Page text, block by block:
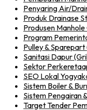
Penyaring Air/
Produk Drainase
Produsen
Program
Pulley &
Sanitasi Dapur
Sektor
SEO Lokal
Sistem Boiler &
Sistem Pengairan
Target Tender